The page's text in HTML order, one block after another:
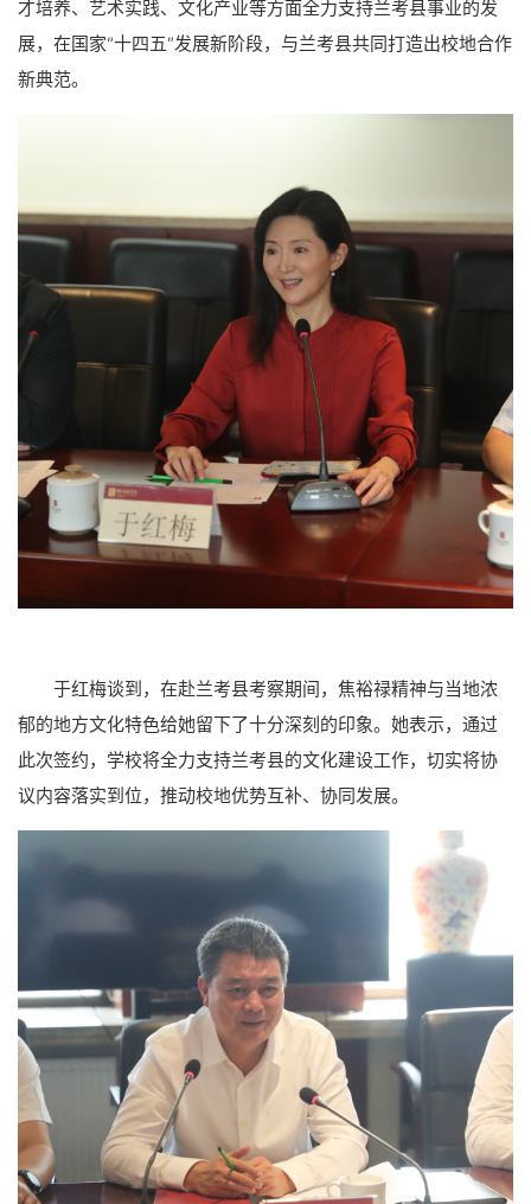
才培养、艺术实践、文化产业等方面全力支持兰考县事业的发
展，在国家“十四五”发展新阶段，与兰考县共同打造出校地合作
新典范。
于红梅谈到，在赴兰考县考察期间，焦裕禄精神与当地浓
郁的地方文化特色给她留下了十分深刻的印象。她表示，通过
此次签约，学校将全力支持兰考县的文化建设工作，切实将协
议内容落实到位，推动校地优势互补、协同发展。